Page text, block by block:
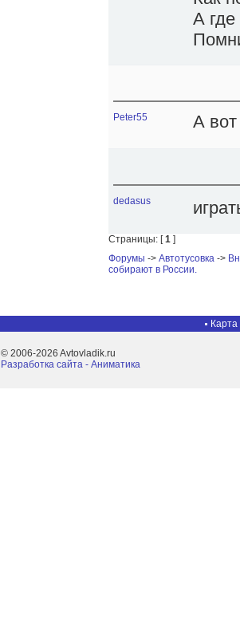
А где
Peter55 А вот
dedasus
Страницы: [1 ]
Форумы -> Автотусовка ->
собирают в России.
Карта
© 2006-2026 Avtovladik.ru
Разработка сайта - Aниматика